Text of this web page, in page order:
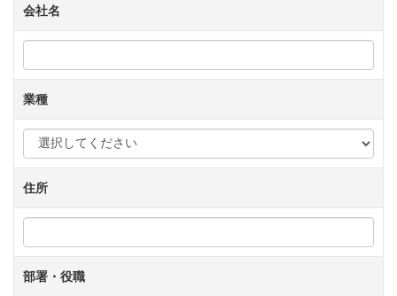
会社名
業種
住所
部署・役職